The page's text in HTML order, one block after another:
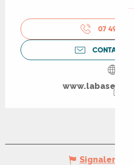
07 49 57
www.labase-
Signaler